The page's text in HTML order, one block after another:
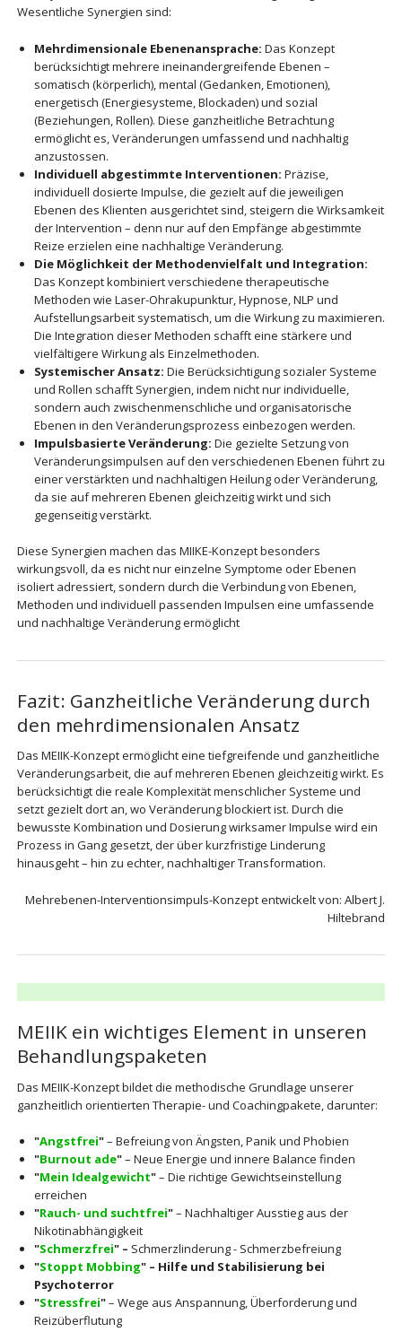
Wesentliche Synergien sind:
Mehrdimensionale Ebenenansprache: Das Konzept
berücksichtigt mehrere ineinandergreifende Ebenen –
somatisch (körperlich), mental (Gedanken, Emotionen),
energetisch (Energiesysteme, Blockaden) und sozial
(Beziehungen, Rollen). Diese ganzheitliche Betrachtung
ermöglicht es, Veränderungen umfassend und nachhaltig
anzustossen.
Individuell abgestimmte Interventionen: Präzise,
individuell dosierte Impulse, die gezielt auf die jeweiligen
Ebenen des Klienten ausgerichtet sind, steigern die Wirksamkeit
der Intervention – denn nur auf den Empfänge abgestimmte
Reize erzielen eine nachhaltige Veränderung.
Die Möglichkeit der Methodenvielfalt und Integration:
Das Konzept kombiniert verschiedene therapeutische
Methoden wie Laser-Ohrakupunktur, Hypnose, NLP und
Aufstellungsarbeit systematisch, um die Wirkung zu maximieren.
Die Integration dieser Methoden schafft eine stärkere und
vielfältigere Wirkung als Einzelmethoden.
Systemischer Ansatz: Die Berücksichtigung sozialer Systeme
und Rollen schafft Synergien, indem nicht nur individuelle,
sondern auch zwischenmenschliche und organisatorische
Ebenen in den Veränderungsprozess einbezogen werden.
Impulsbasierte Veränderung: Die gezielte Setzung von
Veränderungsimpulsen auf den verschiedenen Ebenen führt zu
einer verstärkten und nachhaltigen Heilung oder Veränderung,
da sie auf mehreren Ebenen gleichzeitig wirkt und sich
gegenseitig verstärkt.
Diese Synergien machen das MIIKE-Konzept besonders
wirkungsvoll, da es nicht nur einzelne Symptome oder Ebenen
isoliert adressiert, sondern durch die Verbindung von Ebenen,
Methoden und individuell passenden Impulsen eine umfassende
und nachhaltige Veränderung ermöglicht
Fazit: Ganzheitliche Veränderung durch
den mehrdimensionalen Ansatz
Das MEIIK-Konzept ermöglicht eine tiefgreifende und ganzheitliche
Veränderungsarbeit, die auf mehreren Ebenen gleichzeitig wirkt. Es
berücksichtigt die reale Komplexität menschlicher Systeme und
setzt gezielt dort an, wo Veränderung blockiert ist. Durch die
bewusste Kombination und Dosierung wirksamer Impulse wird ein
Prozess in Gang gesetzt, der über kurzfristige Linderung
hinausgeht – hin zu echter, nachhaltiger Transformation.
Mehrebenen-Interventionsimpuls-Konzept entwickelt von: Albert J.
Hiltebrand
MEIIK ein wichtiges Element in unseren
Behandlungspaketen
Das MEIIK-Konzept bildet die methodische Grundlage unserer
ganzheitlich orientierten Therapie- und Coachingpakete, darunter:
"Angstfrei"– Befreiung von Ängsten, Panik und Phobien
"Burnout ade"– Neue Energie und innere Balance finden
"Mein Idealgewicht"– Die richtige Gewichtseinstellung
erreichen
"Rauch- und suchtfrei"– Nachhaltiger Ausstieg aus der
Nikotinabhängigkeit
"Schmerzfrei" – Schmerzlinderung - Schmerzbefreiung
"Stoppt Mobbing" – Hilfe und Stabilisierung bei
Psychoterror
"Stressfrei"– Wege aus Anspannung, Überforderung und
Reizüberflutung